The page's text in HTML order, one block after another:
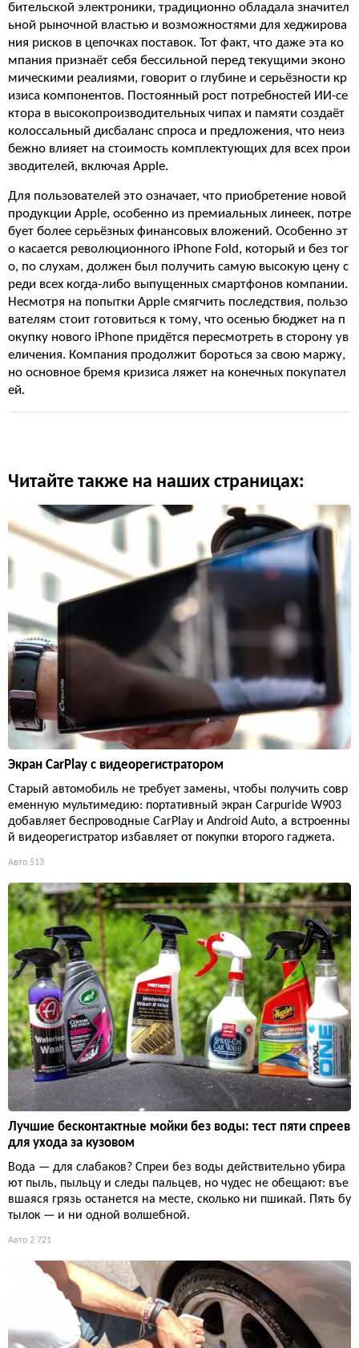
бительской электроники, традиционно обладала значител
ьной рыночной властью и возможностями для хеджирова
ния рисков в цепочках поставок. Тот факт, что даже эта ко
мпания признаёт себя бессильной перед текущими эконо
мическими реалиями, говорит о глубине и серьёзности кр
изиса компонентов. Постоянный рост потребностей ИИ-се
ктора в высокопроизводительных чипах и памяти создаёт
колоссальный дисбаланс спроса и предложения, что неиз
бежно влияет на стоимость комплектующих для всех прои
зводителей, включая Apple.
Для пользователей это означает, что приобретение новой
продукции Apple, особенно из премиальных линеек, потре
бует более серьёзных финансовых вложений. Особенно эт
о касается революционного iPhone Fold, который и без тог
о, по слухам, должен был получить самую высокую цену с
реди всех когда-либо выпущенных смартфонов компании.
Несмотря на попытки Apple смягчить последствия, пользо
вателям стоит готовиться к тому, что осенью бюджет на п
окупку нового iPhone придётся пересмотреть в сторону ув
еличения. Компания продолжит бороться за свою маржу,
но основное бремя кризиса ляжет на конечных покупател
ей.
Читайте также на наших страницах:
Экран CarPlay с видеорегистратором
Старый автомобиль не требует замены, чтобы получить совр
еменную мультимедию: портативный экран Carpuride W903
добавляет беспроводные CarPlay и Android Auto, а встроенны
й видеорегистратор избавляет от покупки второго гаджета.
Авто 513
Лучшие бесконтактные мойки без воды: тест пяти спреев
для ухода за кузовом
Вода — для слабаков? Спреи без воды действительно убира
ют пыль, пыльцу и следы пальцев, но чудес не обещают: въе
вшаяся грязь останется на месте, сколько ни пшикай. Пять бу
тылок — и ни одной волшебной.
Авто 2 721